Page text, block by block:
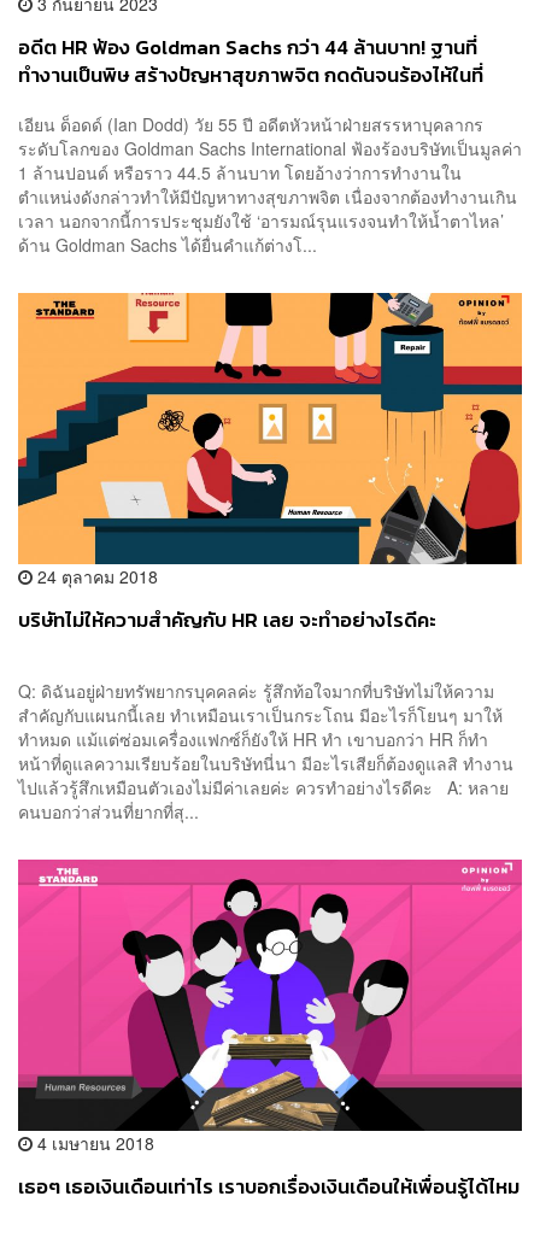
อดีต HR ฟ้อง Goldman Sachs กว่า 44 ล้านบาท! ฐานที่
ทำงานเป็นพิษ สร้างปัญหาสุขภาพจิต กดดันจนร้องไห้ในที่
เอียน ด็อดด์ (Ian Dodd) วัย 55 ปี อดีตหัวหน้าฝ่ายสรรหาบุคลากร
ระดับโลกของ Goldman Sachs International ฟ้องร้องบริษัทเป็นมูลค่า
1 ล้านปอนด์ หรือราว 44.5 ล้านบาท โดยอ้างว่าการทำงานใน
ตำแหน่งดังกล่าวทำให้มีปัญหาทางสุขภาพจิต เนื่องจากต้องทำงานเกิน
เวลา นอกจากนี้การประชุมยังใช้ ‘อารมณ์รุนแรงจนทำให้น้ำตาไหล’
ด้าน Goldman Sachs ได้ยื่นคำแก้ต่างโ...
24 ตุลาคม 2018
บริษัทไม่ให้ความสำคัญกับ HR เลย จะทำอย่างไรดีคะ
Q: ดิฉันอยู่ฝ่ายทรัพยากรบุคคลค่ะ รู้สึกท้อใจมากที่บริษัทไม่ให้ความ
สำคัญกับแผนกนี้เลย ทำเหมือนเราเป็นกระโถน มีอะไรก็โยนๆ มาให้
ทำหมด แม้แต่ซ่อมเครื่องแฟกซ์ก็ยังให้ HR ทำ เขาบอกว่า HR ก็ทำ
หน้าที่ดูแลความเรียบร้อยในบริษัทนี่นา มีอะไรเสียก็ต้องดูแลสิ ทำงาน
ไปแล้วรู้สึกเหมือนตัวเองไม่มีค่าเลยค่ะ ควรทำอย่างไรดีคะ A: หลาย
คนบอกว่าส่วนที่ยากที่สุ...
4 เมษายน 2018
เธอๆ เธอเงินเดือนเท่าไร เราบอกเรื่องเงินเดือนให้เพื่อนรู้ได้ไหม